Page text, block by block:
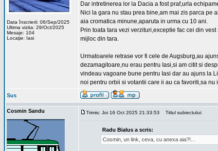
Data înscrierii: 06/Sep/2025
Ultima vizita: 29/Oct/2025
Mesaje: 104
Locaţie: Iasi
Dar intretinerea lor la Dacia a fost praf,urla
Nici la gara nu stau prea bine,am mai zis parca pe
aia cromatica minune,aparuta in urma cu 10 ani.
Prin toata tara vezi verzituri,exceptie fac cei din
mijloc din tara.
Urmatoarele retrase vor fi cele de Augsburg,au
dezamagitoare,nu erau pentru Iasi,si am citit si
vindeau vagoane bune pentru Iasi dar au ajuns la
noi pentru orbii si votantii care ii au ca favoriti,sa nu
Sus
Cosmin Sandu Trimis: Joi 16 Oct 2025 21:33:53 Titlul subiectului:
Radu Bialus a scris:
Cosmin, un link, ceva, cu anexa aia?!...